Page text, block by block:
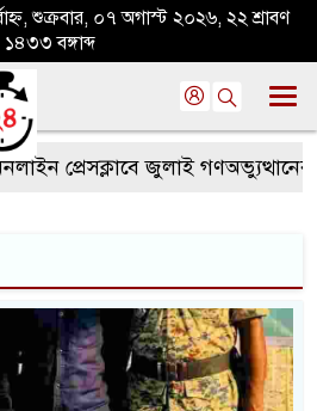
শুক্রবার, ০৭ অগাস্ট ২০২৬, ২২ শ্রাবণ
১৪৩৩ বঙ্গাব্দ
প্রেসক্লাবে জুলাই গণঅভ্যুত্থানের